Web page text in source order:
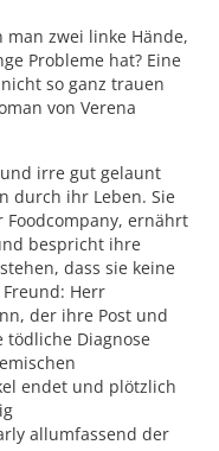
man zwei linke Hände,
Probleme hat? Eine
so ganz trauen
von Verena
irre gut gelaunt
durch ihr Leben. Sie
ernährt
bespricht ihre
dass sie keine
Herr
der ihre Post und
tödliche Diagnose
endet und plötzlich
allumfassend der